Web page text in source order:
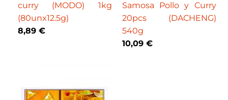
curry (MODO) 1kg
(80unx12.5g)
8,89 €
Samosa Pollo y Curry
20pcs (DACHENG)
540g
10,09 €